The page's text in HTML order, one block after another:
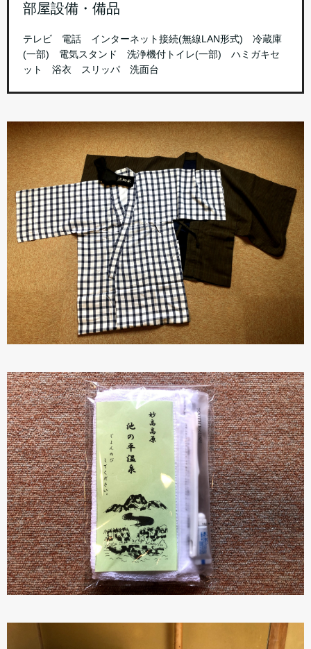
部屋設備・備品
テレビ 電話 インターネット接続(無線LAN形式) 冷蔵庫
(一部) 電気スタンド 洗浄機付トイレ(一部) ハミガキセ
ット 浴衣 スリッパ 洗面台